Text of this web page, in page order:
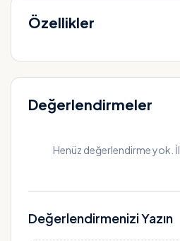
Özellikler
Değerlendirmeler
Henüz değerlendirme yok.
Değerlendirmenizi Yazın